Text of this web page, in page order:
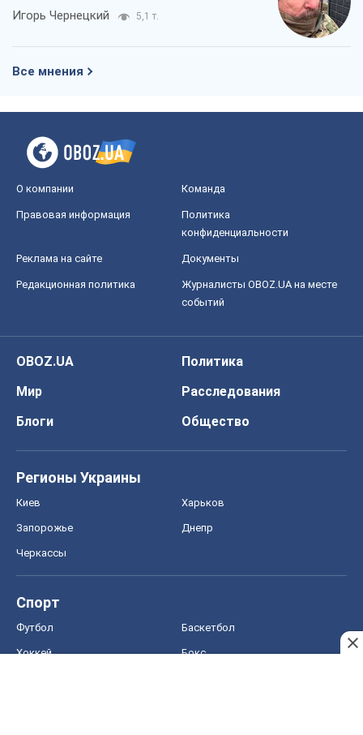
Игорь Чернецкий 5,1 т.
Все мнения
О компании Команда
Правовая информация
Политика
конфиденциальности
Реклама на сайте Документы
Редакционная политика
Журналисты OBOZ.UA на месте
событий
OBOZ.UA
Политика
Мир
Расследования
Блоги
Общество
Регионы Украины
Киев Харьков
Запорожье Днепр
Черкассы
Спорт
Футбол Баскетбол
Хоккей Бокс